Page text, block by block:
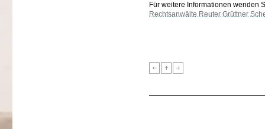
Für weitere Informationen wenden
Rechtsanwälte Reuter Grüttner